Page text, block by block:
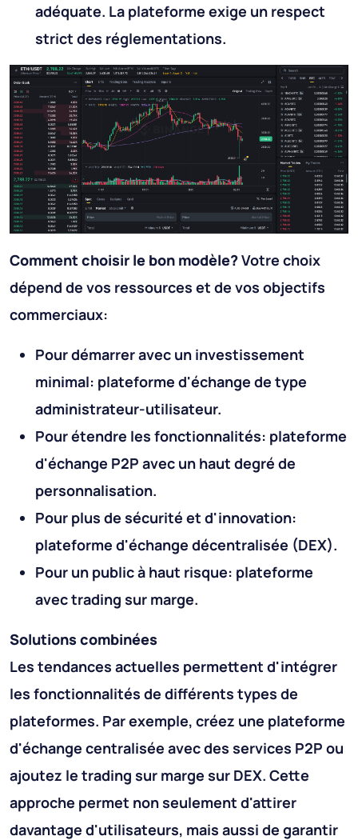
adéquate. La plateforme exige un respect
strict des réglementations.
Comment choisir le bon modèle?Votre choix
dépend de vos ressources et de vos objectifs
commerciaux:
Pour démarrer avec un investissement
minimal: plateforme d'échange de type
administrateur-utilisateur.
Pour étendre les fonctionnalités: plateforme
d'échange P2P avec un haut degré de
personnalisation.
Pour plus de sécurité et d'innovation:
plateforme d'échange décentralisée (DEX).
Pour un public à haut risque: plateforme
avec trading sur marge.
Solutions combinées
Les tendances actuelles permettent d'intégrer
les fonctionnalités de différents types de
plateformes. Par exemple, créez une plateforme
d'échange centralisée avec des services P2P ou
ajoutez le trading sur marge sur DEX. Cette
approche permet non seulement d'attirer
davantage d'utilisateurs, mais aussi de garantir